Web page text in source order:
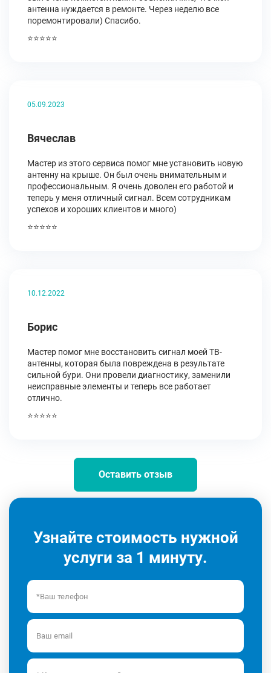
антенна нуждается в ремонте. Через неделю все
поремонтировали) Спасибо.
⭐⭐⭐⭐⭐
05.09.2023
Вячеслав
Мастер из этого сервиса помог мне установить новую
антенну на крыше. Он был очень внимательным и
профессиональным. Я очень доволен его работой и
теперь у меня отличный сигнал. Всем сотрудникам
успехов и хороших клиентов и много)
⭐⭐⭐⭐⭐
10.12.2022
Борис
Мастер помог мне восстановить сигнал моей ТВ-
антенны, которая была повреждена в результате
сильной бури. Они провели диагностику, заменили
неисправные элементы и теперь все работает
отлично.
⭐⭐⭐⭐⭐
Оставить отзыв
Узнайте стоимость нужной
услуги за 1 минуту.